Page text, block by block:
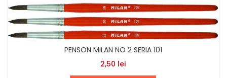
PENSON MILAN NO 2 SERIA 101
2,50 lei